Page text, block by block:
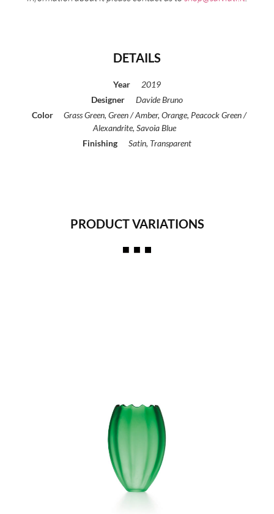
DETAILS
Year
2019
Designer
Davide Bruno
Color
Grass Green, Green / Amber, Orange, Peacock Green /
Alexandrite, Savoia Blue
Finishing
Satin, Transparent
PRODUCT VARIATIONS